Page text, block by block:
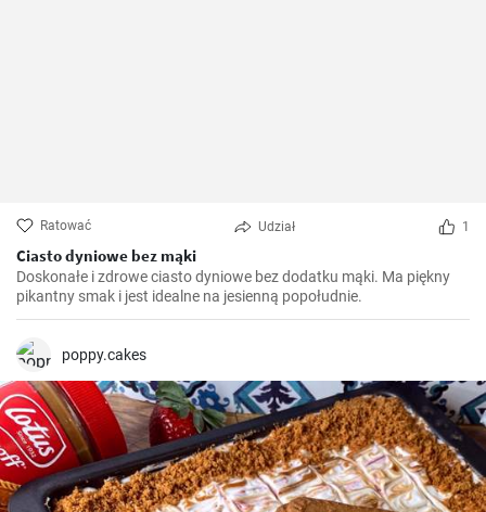
Ratować Udział 1
Ciasto dyniowe bez mąki
Doskonałe i zdrowe ciasto dyniowe bez dodatku mąki. Ma piękny
pikantny smak i jest idealne na jesienną popołudnie.
poppy.cakes